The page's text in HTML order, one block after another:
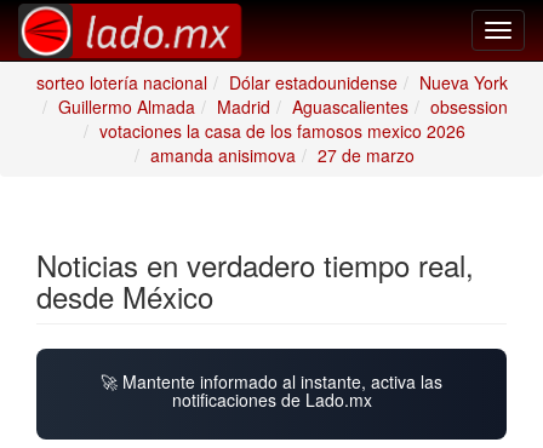
sorteo lotería nacional
Dólar estadounidense
Nueva York
Guillermo Almada
Madrid Aguascalientes
obsession
votaciones la casa de los famosos mexico 2026
amanda anisimova
27 de marzo
Noticias en verdadero tiempo real,
desde México
🚀 Mantente informado al instante, activa las
notificaciones de Lado.mx